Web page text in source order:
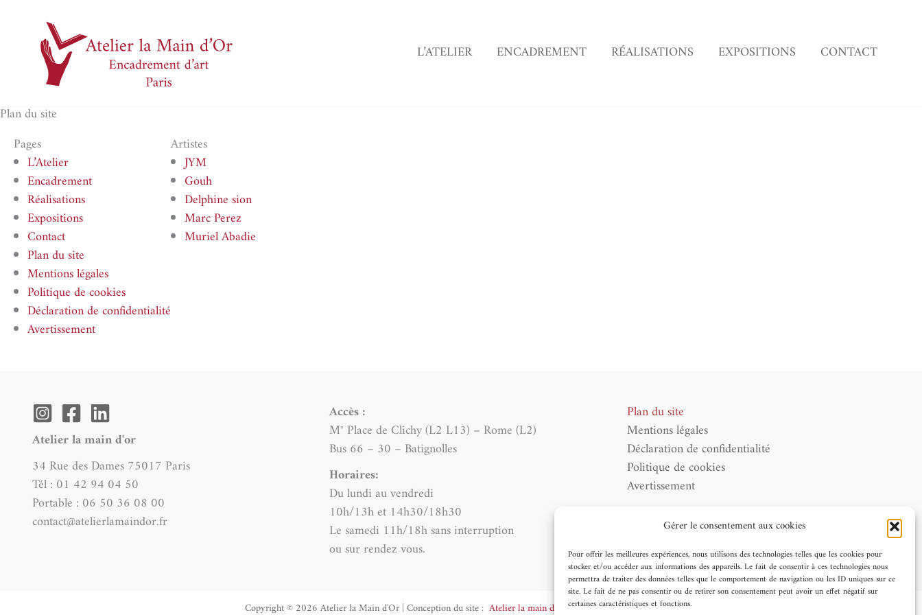
Gérer le consentement aux cookies
Pour offrir les meilleures expériences, nous utilisons des technologies telles que les cookies pour
stocker et/ou accéder aux informations des appareils. Le fait de consentir à ces technologies nous
permettra de traiter des données telles que le comportement de navigation ou les ID uniques sur ce
site. Le fait de ne pas consentir ou de retirer son consentement peut avoir un effet négatif sur
certaines caractéristiques et fonctions.
L’ATELIER ENCADREMENT RÉALISATIONS EXPOSITIONS CONTACT
Plan du site
Pages
L’Atelier
Encadrement
Réalisations
Expositions
Contact
Plan du site
Mentions légales
Politique de cookies
Déclaration de confidentialité
Avertissement
Artistes
JYM
Gouh
Delphine sion
Marc Perez
Muriel Abadie
Atelier la main d'or
34 Rue des Dames 75017 Paris
Tél : 01 42 94 04 50
Portable : 06 50 36 08 00
contact@atelierlamaindor.fr
Accès :
M° Place de Clichy (L2 L13) – Rome (L2)
Bus 66 – 30 – Batignolles
Horaires:
Du lundi au vendredi
10h/13h et 14h30/18h30
Le samedi 11h/18h sans interruption
ou sur rendez vous.
Plan du site
Mentions légales
Déclaration de confidentialité
Politique de cookies
Avertissement
Donner votre avis sur Google
Copyright © 2026 Atelier la Main d'Or | Conception du site : Atelier la main d'or accompagné parÉric Martin